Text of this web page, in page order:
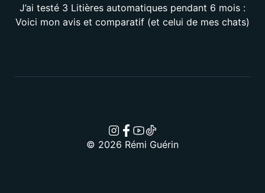
J’ai testé 3 Litières automatiques pendant 6 mois :
Voici mon avis et comparatif (et celui de mes chats)
© 2026 Rémi Guérin